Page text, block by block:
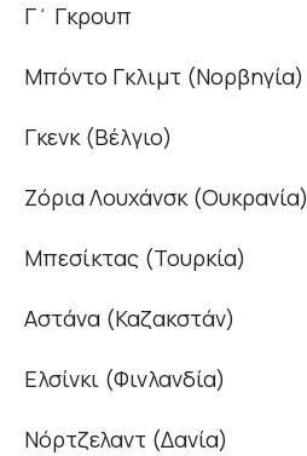
Γ΄ Γκρουπ
Μπόντο Γκλιμτ (Νορβηγία)
Γκενκ (Βέλγιο)
Ζόρια Λουχάνσκ (Ουκρανία)
Μπεσίκτας (Τουρκία)
Αστάνα (Καζακστάν)
Ελσίνκι (Φινλανδία)
Νόρτζελαντ (Δανία)